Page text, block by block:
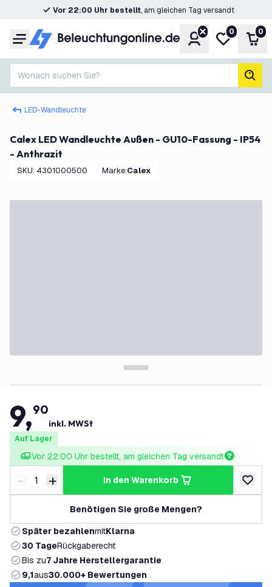
Vor 22:00 Uhr bestellt, am gleichen Tag versandt
Menü KontoMeine
0 0
Wonach suchen Sie?
LED-Wandleuchte
Calex LED Wandleuchte Außen - GU10-Fassung - IP54
- Anthrazit
SKU: 4301000500 Marke: Calex
9,90
inkl. MWSt
Auf Lager
Vor 22:00 Uhr bestellt, am gleichen Tag versandt
Menge verringern
- Menge erhöhen
+ in den Warenkorb
zur
Benötigen Sie große Mengen?
Später bezahlenmitKlarna
30 TageRückgaberecht
Bis zu7 Jahre Herstellergarantie
9,1aus30.000+ Bewertungen